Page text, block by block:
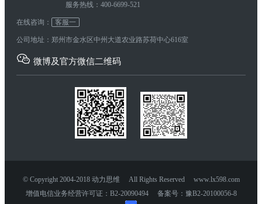
服务热线：400-6699-521
在线咨询： 客服一
公司地址：郑州市金水区中州大道农业路苏荷中心616室
微博及官方微信二维码
© Copyright 2004-2018 动力思维 All Rights Reserved www.lx598.com
增值电信业务经营许可证：B2-20090494 备案号：豫B2-20100056-8